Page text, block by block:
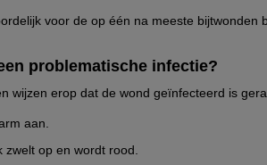
voor de op één na meeste
problematische infectie?
wijzen erop dat de wond geïnfecteerd is
aan.
zwelt op en wordt rood.